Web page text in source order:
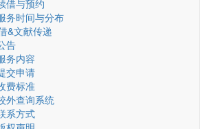
借与预约
务时间与分布
&文献传递
告
务内容
交申请
费标准
外查询系统
系方式